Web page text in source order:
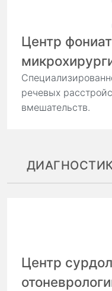
Центр
речевых
вмешательств.
Центр